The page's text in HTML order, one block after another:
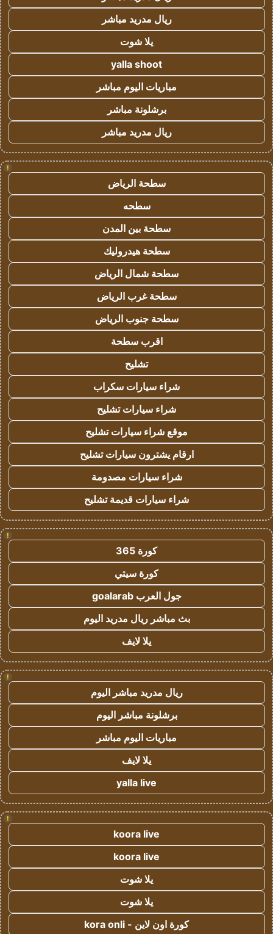
ريال مدريد مباشر
يلا شوت
yalla shoot
مباريات اليوم مباشر
برشلونة مباشر
ريال مدريد مباشر
!
سطحة الرياض
سطحه
سطحة بين المدن
سطحة هيدروليك
سطحة شمال الرياض
سطحة غرب الرياض
سطحة جنوب الرياض
اقرب سطحة
تشليح
شراء سيارات سكراب
شراء سيارات تشليح
موقع شراء سيارات تشليح
ارقام يشترون سيارات تشليح
شراء سيارات مصدومة
شراء سيارات قديمة تشليح
!
كورة 365
كورة سيتي
جول العرب goalarab
بث مباشر ريال مدريد اليوم
يلا لايف
!
ريال مدريد مباشر اليوم
برشلونة مباشر اليوم
مباريات اليوم مباشر
يلا لايف
yalla live
!
koora live
koora live
يلا شوت
يلا شوت
كورة اون لاين - kora onli